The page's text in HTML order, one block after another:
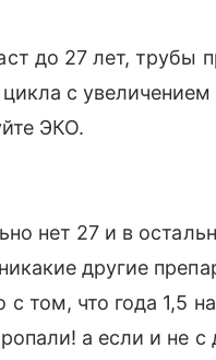
до 27 лет,
с
ЭКО.
нет 27 и в
другие
с том, что года 1,5
а если и не